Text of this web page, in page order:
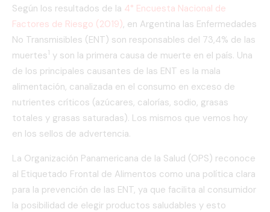
Según los resultados de la 4° Encuesta Nacional de
Factores de Riesgo (2019), en Argentina las Enfermedades
No Transmisibles (ENT) son responsables del 73,4% de las
muertes1 y son la primera causa de muerte en el país. Una
de los principales causantes de las ENT es la mala
alimentación, canalizada en el consumo en exceso de
nutrientes críticos (azúcares, calorías, sodio, grasas
totales y grasas saturadas). Los mismos que vemos hoy
en los sellos de advertencia.
La Organización Panamericana de la Salud (OPS) reconoce
al Etiquetado Frontal de Alimentos como una política clara
para la prevención de las ENT, ya que facilita al consumidor
la posibilidad de elegir productos saludables y esto